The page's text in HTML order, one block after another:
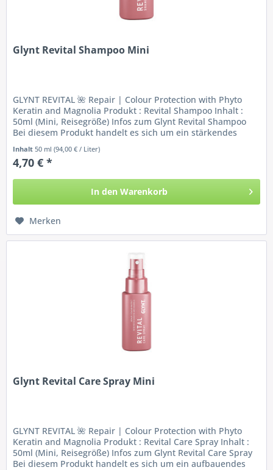
Glynt Revital Shampoo Mini
GLYNT REVITAL 🌺 Repair | Colour Protection with Phyto
Keratin and Magnolia Produkt : Revital Shampoo Inhalt :
50ml (Mini, Reisegröße) Infos zum Glynt Revital Shampoo
Bei diesem Produkt handelt es sich um ein stärkendes
Aufbau- und Repair...
Inhalt 50 ml(94,00 € / Liter)
4,70 € *
In den Warenkorb
Merken
Glynt Revital Care Spray Mini
GLYNT REVITAL 🌺 Repair | Colour Protection with Phyto
Keratin and Magnolia Produkt : Revital Care Spray Inhalt :
50ml (Mini, Reisegröße) Infos zum Glynt Revital Care Spray
Bei diesem Produkt handelt es sich um ein aufbauendes